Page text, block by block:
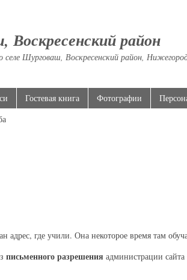
Воскресенский район
Шурговаш, Воскресенский район,
Гостевая книга Фотографии
адрес, где учили. Она некоторое время там
письменного разрешения администрации